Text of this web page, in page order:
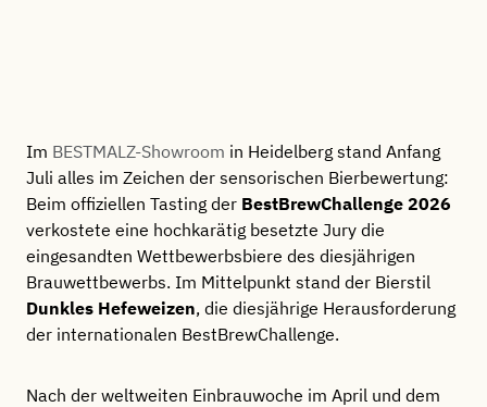
Im BESTMALZ-Showroom in Heidelberg stand Anfang
Juli alles im Zeichen der sensorischen Bierbewertung:
Beim offiziellen Tasting der BestBrewChallenge 2026
verkostete eine hochkarätig besetzte Jury die
eingesandten Wettbewerbsbiere des diesjährigen
Brauwettbewerbs. Im Mittelpunkt stand der Bierstil
Dunkles Hefeweizen, die diesjährige Herausforderung
der internationalen BestBrewChallenge.
Nach der weltweiten Einbrauwoche im April und dem